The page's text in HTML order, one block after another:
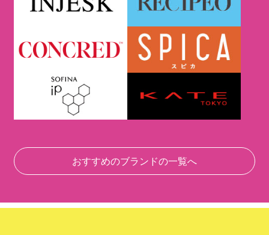
おすすめのブランドの一覧へ